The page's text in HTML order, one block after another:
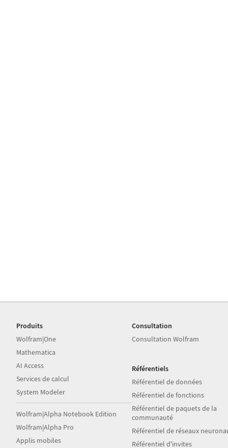
Produits
Wolfram|One
Mathematica
AI Access
Services de calcul
System Modeler
Wolfram|Alpha Notebook Edition
Wolfram|Alpha Pro
Applis mobiles
Consultation
Consultation Wolfram
Référentiels
Référentiel de données
Référentiel de fonctions
Référentiel de paquets de la
communauté
Référentiel de réseaux
Référentiel d'invites